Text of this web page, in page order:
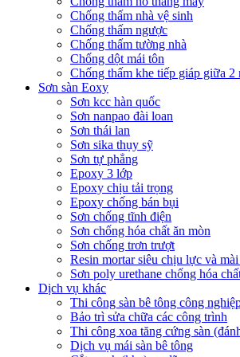
Chống thấm nhà vệ sinh
Chống thấm ngược
Chống thấm tường nhà
Chống dột mái tôn
Chống thấm khe tiếp giáp giữa 2
Sơn sàn Eoxy
Sơn kcc hàn quốc
Sơn nanpao đài loan
Sơn thái lan
Sơn sika thụy sỹ
Sơn tự phẳng
Epoxy 3 lớp
Epoxy chịu tải trọng
Epoxy chống bán bụi
Sơn chống tĩnh điện
Sơn chống hóa chất ăn mòn
Sơn chống trơn trượt
Resin mortar siêu chịu lực và
Sơn poly urethane chống hóa
Dịch vụ khác
Thi công sàn bê tông công
Bảo trì sửa chữa các công trình
Thi công xoa tăng cứng sàn
Dịch vụ mái sàn bê tông